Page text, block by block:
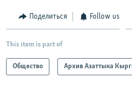
Поделиться Follow us
This item is part of
Общество Архив Азаттыка